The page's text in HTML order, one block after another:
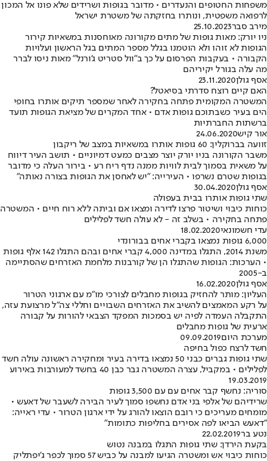
משפחות החטופים והנעדרים • מדובר בגופות ושרידים שלא פונו אל המכון
לרפואה משפטית, ונותרו בחזקתה של משטרת ישראל
מירב סבר25.10.2023
ניו יורק: מאות גופות של מתים מקורונה מאוחסנות במשאיות קירור
הגופות לא זוהו ולא הוטמנו בגלל מספר המתים בגל הראשון ועלויות
הקבורה • בעקבות הפרסום על כך ב"וול סטריט ג'ורנל" מאות ניסו לברר
מה עלה בגורל יקיריהם
אסף גולן23.11.2020
האם קיים רוצח סדרתי בסיאטל?
המשטרה המקומית פתחה בחקירה לאחר שמספר תיקים אותרו בחופי
הים בעיר כשבתוכם גופות אדם • אחד המקרים של מציאת הגופות תועד
ברשתות החברתיות
אור קיש24.06.2020
זוועה בברוקלין: 60 גופות אותרו במשאיות במצב של ריקבון
משבר הקורונה בניו יורק יוצר מצבים כמעט דמיוניים • תושב העיר דיווח
על משאית בסמוך לבית לוויות ממנה נדף ריח רע • בירור העלה כי מדובר
בגופות שטרם נשרפו • העירייה: "יש לאחסן את הגופות בצורה נאותה"
אסף גולן30.04.2020
שתי גופות אותרו בבית בעפולה
כוחות כיבוי ושיטור פרצו לדירה ומצאו אם וביתה ללא רוח חיים • המשטרה
פתחה בחקירה • בשלב זה - לא עולה חשד לפלילים
עדי חשמונאי18.02.2020
6,000 גופות נמצאו בקברי אחים בבורונדי
משנת 2014, התגלו במדינה 4,000 קברי אחים ובהם התגלו 142 אלף גופות
• הערכות: הגופות שהתגלו הן של קורבנות מלחמת האזרחים שהסתיימה
ב-2005
אסף גולן16.02.2020
העליון: מותר להחזיק בגופות מחבלים לצורכי מו"מ עם ארגוני הטרור
על רקע המאמצים להשיב את האזרחים השבויים וחללי צה"ל מרצועת עזה,
התקבלה העמדה לפיה יש בסמכות המפקד הצבאי להורות על קבורה
ארעית של גופות מחבלים
מערכת היום09.09.2019
חשד לרצח כפול בחיפה
שתי גופות גברים כבני 50 נמצאו בדירה בעיר ומחקירה ראשונה עולה חשד
לפלילים • במקביל, עצרה המשטרה גבר כבן 40 בחשד למעורבות באירוע
19.03.2019
סוריה: נחשף קבר אחים עם עם 3,500 גופות
שרידיהם של אלפי בני אדם נחשפו סמוך לעיר הבירה לשעבר של דאעש •
מומחים מעריכים כי רובם הוצאו להורג על ידי ארגון הטרור • עדי ראייה:
"דאעש הביאו לפה אסירים בחליפות כתומות”
נטע בר22.02.2019
בקעת הירדן: שתי גופות התגלו במבנה נטוש
כוחות כיבוי אש ומשטרה הגיעו למבנה על כביש 57 סמוך לכפר ג'יפתליק